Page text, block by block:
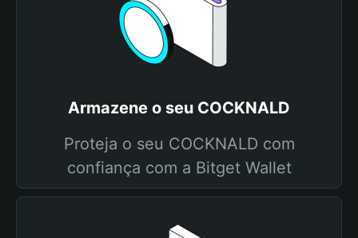
Armazene o seu COCKNALD
Proteja o seu COCKNALD com
confiança com a Bitget Wallet